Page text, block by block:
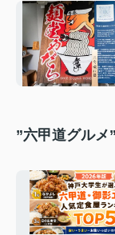
”六甲道グルメ